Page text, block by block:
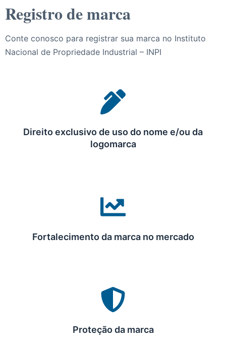
Registro de marca
Conte conosco para registrar sua marca no Instituto
Nacional de Propriedade Industrial – INPI
Direito exclusivo de uso do nome e/ou da
logomarca
Fortalecimento da marca no mercado
Proteção da marca